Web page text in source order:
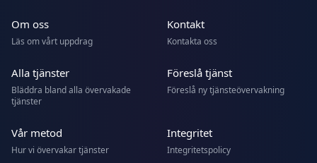
Om oss
Läs om vårt uppdrag
Kontakt
Kontakta oss
Alla tjänster
Bläddra bland alla övervakade
tjänster
Föreslå tjänst
Föreslå ny tjänsteövervakning
Vår metod
Hur vi övervakar tjänster
Integritet
Integritetspolicy